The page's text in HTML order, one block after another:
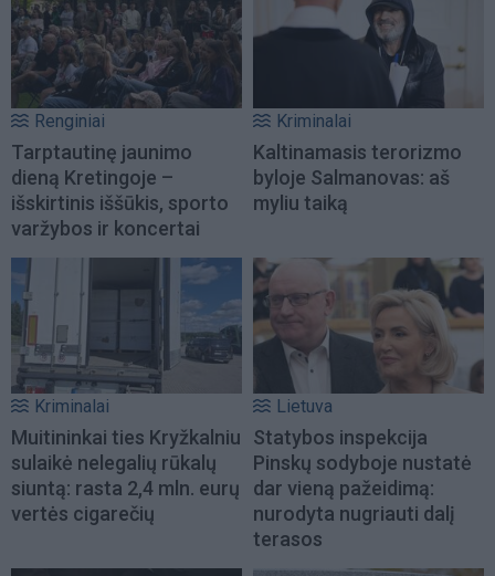
Renginiai
Tarptautinę jaunimo
dieną Kretingoje –
išskirtinis iššūkis, sporto
varžybos ir koncertai
Kriminalai
Kaltinamasis terorizmo
byloje Salmanovas: aš
myliu taiką
Kriminalai
Muitininkai ties Kryžkalniu
sulaikė nelegalių rūkalų
siuntą: rasta 2,4 mln. eurų
vertės cigarečių
Lietuva
Statybos inspekcija
Pinskų sodyboje nustatė
dar vieną pažeidimą:
nurodyta nugriauti dalį
terasos